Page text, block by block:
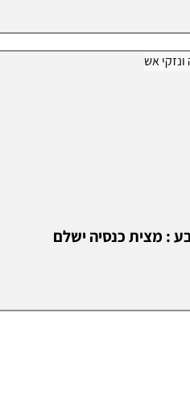
: מצית כנסיה ישלם